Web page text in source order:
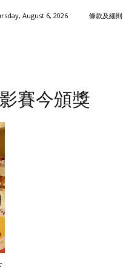
August 6, 2026 條款及細則
賽今頒獎